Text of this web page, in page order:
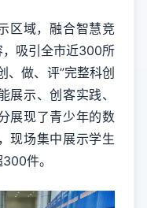
域，融合智慧竞
吸引全市近300所
、做、评”完整科创
展示、创客实践、
展现了青少年的数
现场集中展示学生
件。